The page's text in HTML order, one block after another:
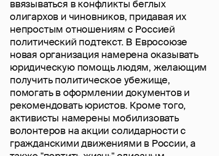
ввязываться в конфликты беглых
олигархов и чиновников, придавая их
непростым отношениям с Россией
политический подтекст. В Евросоюзе
новая организация намерена оказывать
юридическую помощь людям, желающим
получить политическое убежище,
помогать в оформлении документов и
рекомендовать юристов. Кроме того,
активисты намерены мобилизовать
волонтеров на акции солидарности с
гражданскими движениями в России, а